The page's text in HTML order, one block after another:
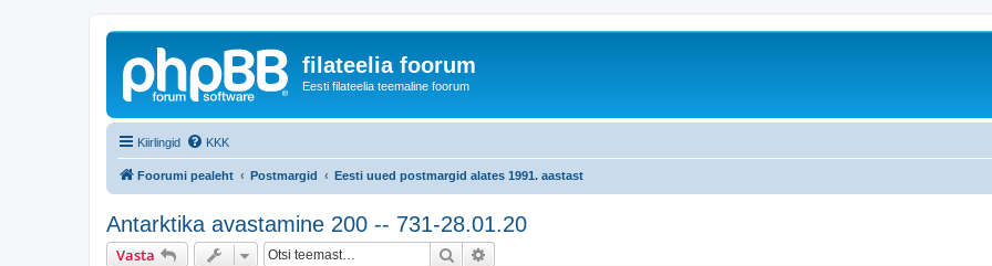
filateelia foorum
Eesti filateelia teemaline foorum
Kiirlingid KKK
Foorumi pealeht Postmargid Eesti uued postmargid alates 1991. aastast
Antarktika avastamine 200 -- 731-28.01.20
Vasta Otsi